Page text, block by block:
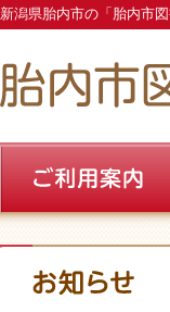
新潟県胎内市の「胎内市